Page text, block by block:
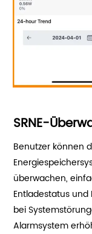
SRNE-
Benutzer können
überwachen,
Entladestatus
bei
Alarmsystem